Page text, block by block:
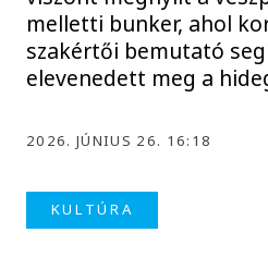
melletti bunker, ahol
szakértői bemutató
elevenedett meg a
2026. JÚNIUS 26. 16:18
KULTÚRA